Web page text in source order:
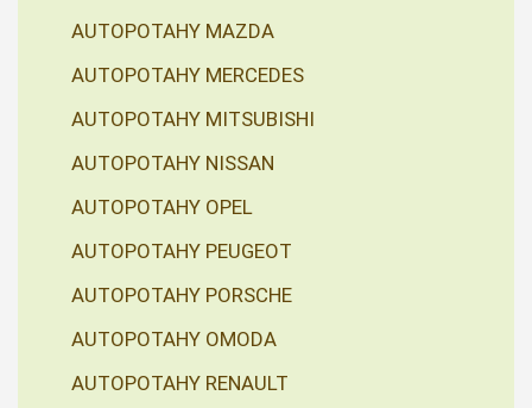
AUTOPOTAHY MAZDA
AUTOPOTAHY MERCEDES
AUTOPOTAHY MITSUBISHI
AUTOPOTAHY NISSAN
AUTOPOTAHY OPEL
AUTOPOTAHY PEUGEOT
AUTOPOTAHY PORSCHE
AUTOPOTAHY OMODA
AUTOPOTAHY RENAULT